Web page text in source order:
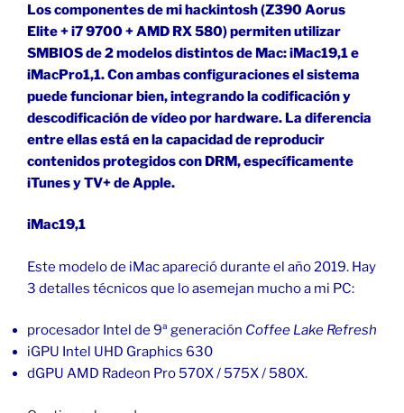
Los componentes de mi hackintosh (Z390 Aorus
Elite + i7 9700 + AMD RX 580) permiten utilizar
SMBIOS de 2 modelos distintos de Mac: iMac19,1 e
iMacPro1,1. Con ambas configuraciones el sistema
puede funcionar bien, integrando la codificación y
descodificación de vídeo por hardware. La diferencia
entre ellas está en la capacidad de reproducir
contenidos protegidos con DRM, específicamente
iTunes y TV+ de Apple.
iMac19,1
Este modelo de iMac apareció durante el año 2019. Hay
3 detalles técnicos que lo asemejan mucho a mi PC:
procesador Intel de 9ª generación Coffee Lake Refresh
iGPU Intel UHD Graphics 630
dGPU AMD Radeon Pro 570X / 575X / 580X.